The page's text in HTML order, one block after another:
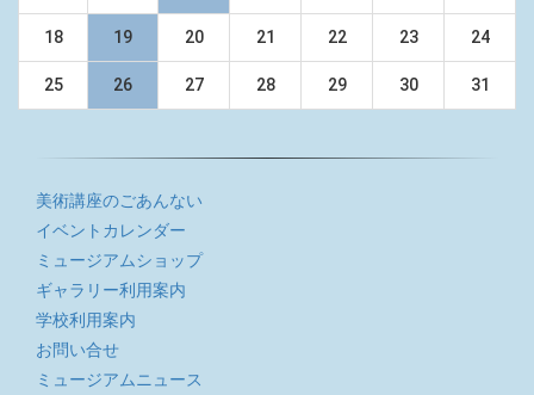
18 19 20 21 22 23 24
25 26 27 28 29 30 31
美術講座のごあんない
イベントカレンダー
ミュージアムショップ
ギャラリー利用案内
学校利用案内
お問い合せ
ミュージアムニュース